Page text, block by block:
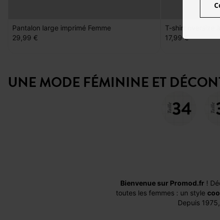
Pantalon large imprimé Femme
29,99 €
T-shirt oversize à
17,99 €
UNE MODE FÉMININE ET
Bienvenue sur Promod.fr!
toutes les femmes : un style
Depuis